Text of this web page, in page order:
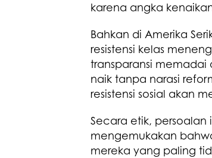
karena angka
Bahkan di Amerika
resistensi kelas
transparansi memadai
naik tanpa narasi
resistensi sosial akan
Secara etik, persoalan
mengemukakan
mereka yang paling